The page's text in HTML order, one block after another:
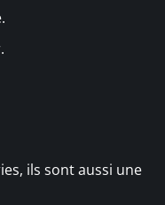
ils sont aussi une